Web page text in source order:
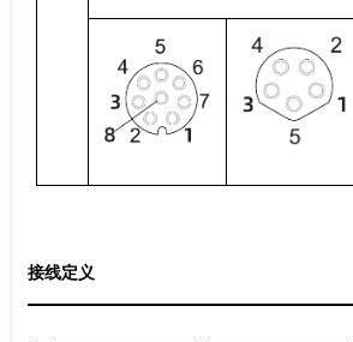
接线定义